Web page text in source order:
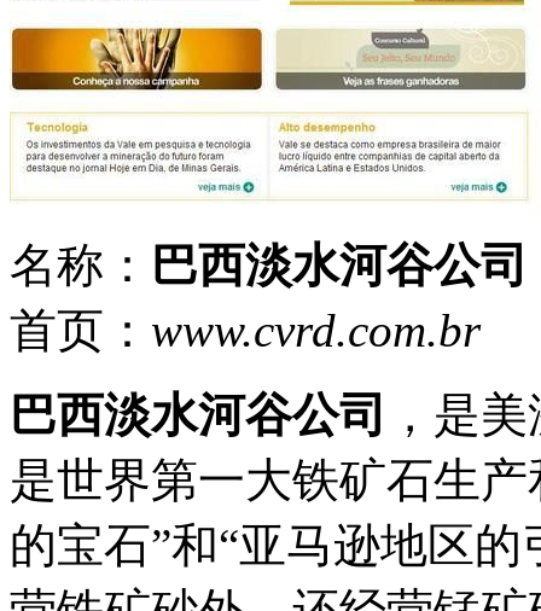
名称： 巴西淡水河谷公司
首页： www.cvrd.com.br
巴西淡水河谷公司
，是
是世界第一大铁矿石生
的宝石”和“亚马逊地区